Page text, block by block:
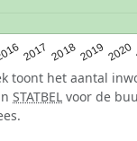
2017 20182019 2020
toont het aantal
STATBEL voor de